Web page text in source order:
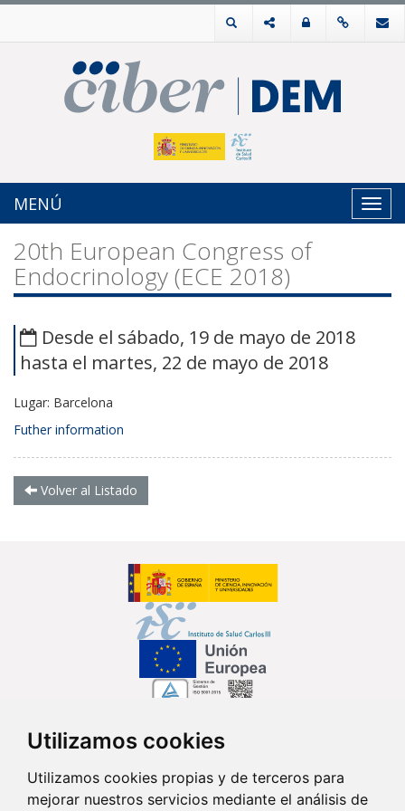
Utilizamos cookies
Utilizamos cookies propias y de terceros para
mejorar nuestros servicios mediante el análisis de
MENÚ
20th European Congress of
Endocrinology (ECE 2018)
Desde el sábado, 19 de mayo de 2018
hasta el martes, 22 de mayo de 2018
Lugar: Barcelona
Futher information
Volver al Listado
Síguenos en...